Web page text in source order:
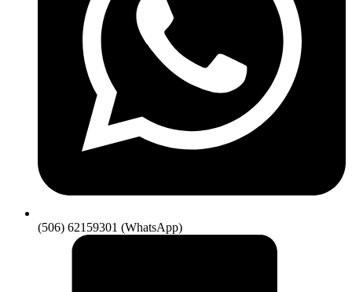
(506) 62159301 (WhatsApp)